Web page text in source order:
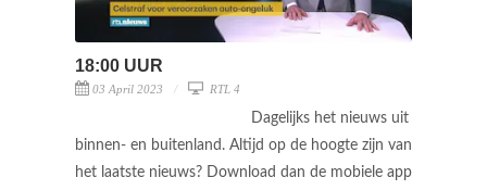
18:00 UUR
03 April 2023 RTL 4
Dagelijks het nieuws uit
binnen- en buitenland. Altijd op de hoogte zijn van
het laatste nieuws? Download dan de mobiele app